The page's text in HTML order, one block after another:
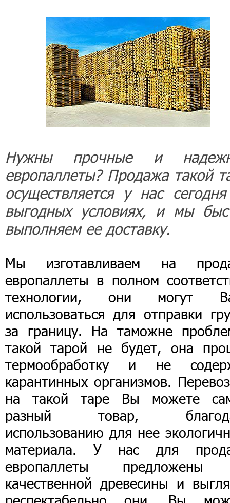
Нужны прочные и
европаллеты? Продажа такой
осуществляется у нас
выгодных условиях, и мы
выполняем ее доставку.
Мы изготавливаем на
европаллеты в полном
технологии, они могут
использоваться для отправки
за границу. На таможне
такой тарой не будет, она
термообработку и не
карантинных организмов.
на такой таре Вы можете
разный товар,
использованию для нее
материала. У нас для
европаллеты предложены
качественной древесины и